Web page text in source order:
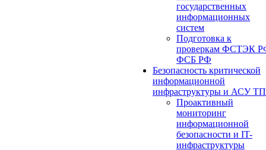
государственных
информационных
систем
Подготовка к
проверкам ФСТЭК
ФСБ РФ
Безопасность критической
информационной
инфраструктуры и АСУ ТП
Проактивный
мониторинг
информационной
безопасности и IT-
инфраструктуры